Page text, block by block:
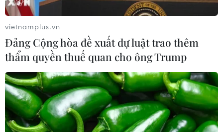
bão, lũ, thiên tai cực đoan và biến đổi
06/08/2026 23:00
Mưa lớn gây ngập lụt, chia cắt nhiều
khu vực ở Nghệ An
06/08/2026 13:06
vietnamplus.vn
Đảng Cộng hòa đề xuất dự luật trao thêm
thẩm quyền thuế quan cho ông Trump